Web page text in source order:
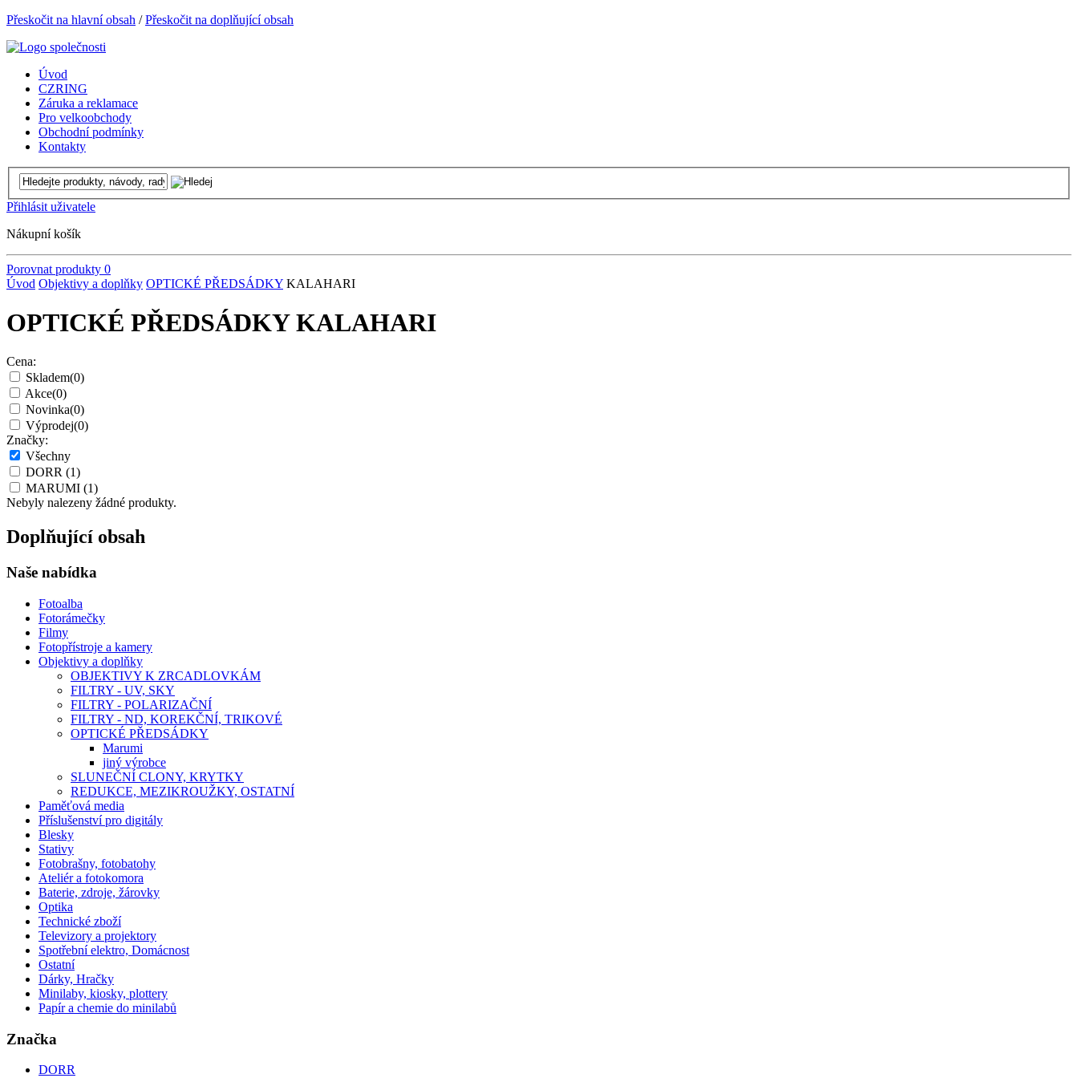
Přeskočit na hlavní obsah /Přeskočit na doplňující obsah
Úvod
CZRING
Záruka a reklamace
Pro velkoobchody
Obchodní podmínky
Kontakty
Přihlásit uživatele
Nákupní košík
Porovnat produkty 0
Úvod Objektivy a doplňky OPTICKÉ PŘEDSÁDKY KALAHARI
OPTICKÉ PŘEDSÁDKY KALAHARI
Cena:
Skladem(0)
Akce(0)
Novinka(0)
Výprodej(0)
Značky:
Všechny
DORR (1)
MARUMI (1)
Nebyly nalezeny žádné produkty.
Doplňující obsah
Naše nabídka
Fotoalba
Fotorámečky
Filmy
Fotopřístroje a kamery
Objektivy a doplňky
OBJEKTIVY K ZRCADLOVKÁM
FILTRY - UV, SKY
FILTRY - POLARIZAČNÍ
FILTRY - ND, KOREKČNÍ, TRIKOVÉ
OPTICKÉ PŘEDSÁDKY
Marumi
jiný výrobce
SLUNEČNÍ CLONY, KRYTKY
REDUKCE, MEZIKROUŽKY, OSTATNÍ
Paměťová media
Příslušenství pro digitály
Blesky
Stativy
Fotobrašny, fotobatohy
Ateliér a fotokomora
Baterie, zdroje, žárovky
Optika
Technické zboží
Televizory a projektory
Spotřební elektro, Domácnost
Ostatní
Dárky, Hračky
Minilaby, kiosky, plottery
Papír a chemie do minilabů
Značka
DORR